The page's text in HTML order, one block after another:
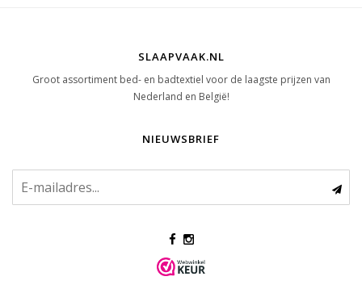
SLAAPVAAK.NL
Groot assortiment bed- en badtextiel voor de laagste prijzen van
Nederland en België!
NIEUWSBRIEF